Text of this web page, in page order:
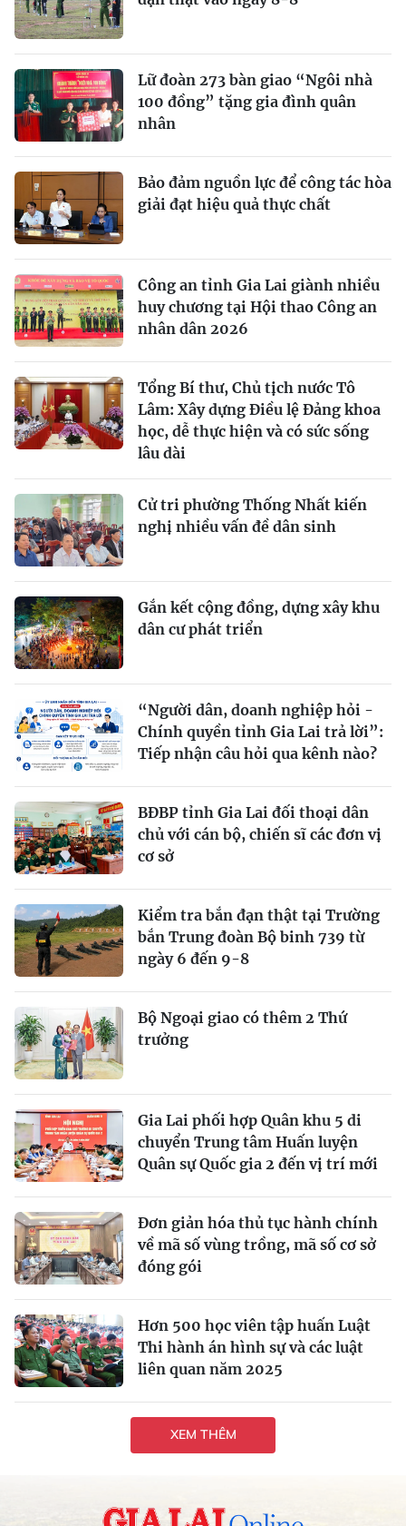
Lữ đoàn 273 bàn giao “Ngôi nhà
100 đồng” tặng gia đình quân
nhân
Bảo đảm nguồn lực để công tác hòa
giải đạt hiệu quả thực chất
Công an tỉnh Gia Lai giành nhiều
huy chương tại Hội thao Công an
nhân dân 2026
Tổng Bí thư, Chủ tịch nước Tô
Lâm: Xây dựng Điều lệ Đảng khoa
học, dễ thực hiện và có sức sống
lâu dài
Cử tri phường Thống Nhất kiến
nghị nhiều vấn đề dân sinh
Gắn kết cộng đồng, dựng xây khu
dân cư phát triển
“Người dân, doanh nghiệp hỏi -
Chính quyền tỉnh Gia Lai trả lời”:
Tiếp nhận câu hỏi qua kênh nào?
BĐBP tỉnh Gia Lai đối thoại dân
chủ với cán bộ, chiến sĩ các đơn vị
cơ sở
Kiểm tra bắn đạn thật tại Trường
bắn Trung đoàn Bộ binh 739 từ
ngày 6 đến 9-8
Bộ Ngoại giao có thêm 2 Thứ
trưởng
Gia Lai phối hợp Quân khu 5 di
chuyển Trung tâm Huấn luyện
Quân sự Quốc gia 2 đến vị trí mới
Đơn giản hóa thủ tục hành chính
về mã số vùng trồng, mã số cơ sở
đóng gói
Hơn 500 học viên tập huấn Luật
Thi hành án hình sự và các luật
liên quan năm 2025
XEM THÊM